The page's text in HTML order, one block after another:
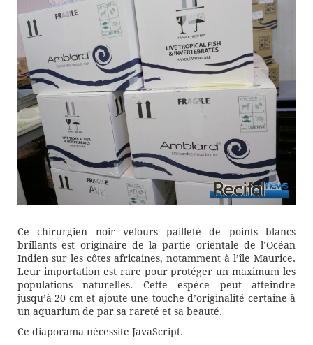
Ce chirurgien noir velours pailleté de points blancs
brillants est originaire de la partie orientale de l’Océan
Indien sur les côtes africaines, notamment à l’île Maurice.
Leur importation est rare pour protéger un maximum les
populations naturelles. Cette espèce peut atteindre
jusqu’à 20 cm et ajoute une touche d’originalité certaine à
un aquarium de par sa rareté et sa beauté.
Ce diaporama nécessite JavaScript.